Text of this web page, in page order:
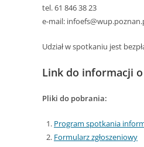
tel. 61 846 38 23
e-mail:
Udział w spotkaniu jest
Link do informacji
Pliki do pobrania:
Program spotkania
Formularz zgłoszeniowy